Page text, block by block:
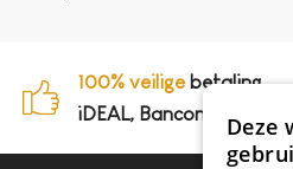
100% veiligebetaling,
iDEAL, Bancontact en
Deze